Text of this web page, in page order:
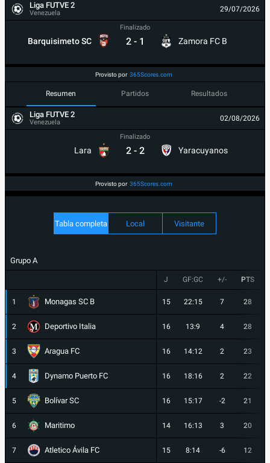
Liga FUTVE 2
Venezuela 29/07/2026
Barquisimeto SC
Finalizado
2 - 1 Zamora FC B
Provisto por 365Scores.com
Resumen Partidos Resultados
Liga FUTVE 2
Venezuela 02/08/2026
Lara
Finalizado
2 - 2 Yaracuyanos
Provisto por 365Scores.com
Tabla completa Local Visitante
Grupo A
J GF:GC +/- PTS
1 Monagas SC B 15 22:15 7 28
2 Deportivo Italia 16 13:9 4 28
3 Aragua FC 16 14:12 2 23
4 Dynamo Puerto FC 16 18:16 2 22
5 Bolívar SC 16 15:17 -2 21
6 Maritimo 14 16:13 3 20
7 Atletico Ávila FC 15 8:14 -6 12